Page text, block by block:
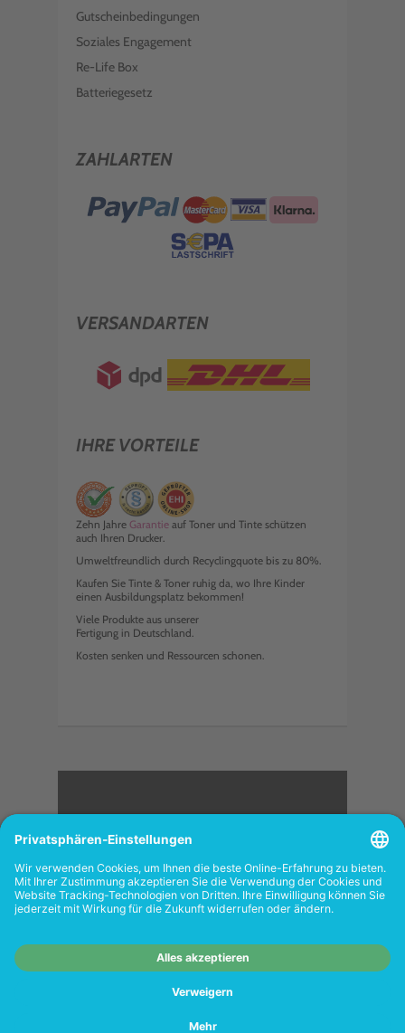
Gutscheinbedingungen
Soziales Engagement
Re-Life Box
Batteriegesetz
ZAHLARTEN
VERSANDARTEN
IHRE VORTEILE
Zehn Jahre Garantie auf Toner und Tinte schützen
auch Ihren Drucker.
Umweltfreundlich durch Recyclingquote bis zu 80%.
Kaufen Sie Tinte & Toner ruhig da, wo Ihre Kinder
einen Ausbildungsplatz bekommen!
Viele Produkte aus unserer
Fertigung in Deutschland.
Kosten senken und Ressourcen schonen.
<
FOLGEN SIE UNS
Shops richtet sich nicht an Wiederverkäufer.